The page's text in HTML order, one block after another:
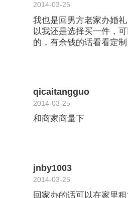
2014-03-25
我也是回男方老家办婚
以我还是选择买一件，
的，有余钱的话看看定制
qicaitangguo
2014-03-25
和商家商量下
jnby1003
2014-03-25
回家办的话可以在家里